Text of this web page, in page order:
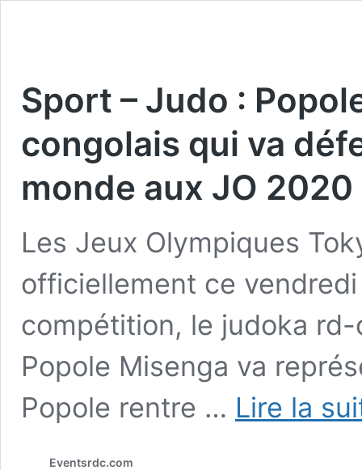
Sport – Judo :
congolais qui va
monde aux JO 2020
Les Jeux Olympiques
officiellement ce
compétition, le judoka
Popole Misenga va
Popole rentre … Lire la
Eventsrdc.com